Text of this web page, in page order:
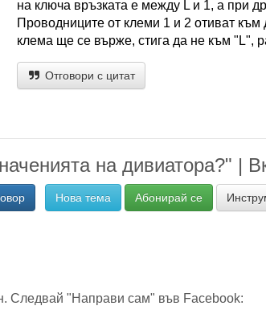
на ключа връзката е между L и 1, а при
Проводниците от клеми 1 и 2 отиват към
клема ще се върже, стига да не към "L",
Отговори с цитат
на дивиатора?" |
Нова тема Абонирай се
Следвай "Направи сам" във Facebook: